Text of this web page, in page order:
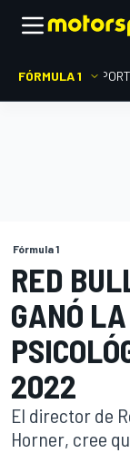
FÓRMULA 1
Fórmula 1
RED
GANÓ
2022
El director de
Horner, cree